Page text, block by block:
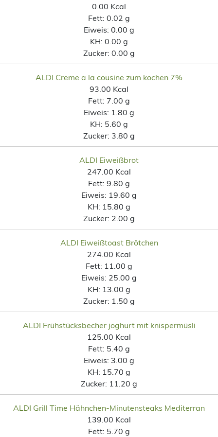
0.00 Kcal
Fett: 0.02 g
Eiweis: 0.00 g
KH: 0.00 g
Zucker: 0.00 g
ALDI Creme a la cousine zum kochen 7%
93.00 Kcal
Fett: 7.00 g
Eiweis: 1.80 g
KH: 5.60 g
Zucker: 3.80 g
ALDI Eiweißbrot
247.00 Kcal
Fett: 9.80 g
Eiweis: 19.60 g
KH: 15.80 g
Zucker: 2.00 g
ALDI Eiweißtoast Brötchen
274.00 Kcal
Fett: 11.00 g
Eiweis: 25.00 g
KH: 13.00 g
Zucker: 1.50 g
ALDI Frühstücksbecher joghurt mit knispermüsli
125.00 Kcal
Fett: 5.40 g
Eiweis: 3.00 g
KH: 15.70 g
Zucker: 11.20 g
ALDI Grill Time Hähnchen-Minutensteaks Mediterran
139.00 Kcal
Fett: 5.70 g